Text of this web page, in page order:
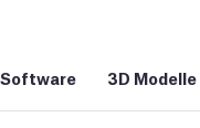
Software 3D Modelle